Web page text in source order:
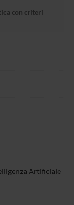
con criteri
Artificiale